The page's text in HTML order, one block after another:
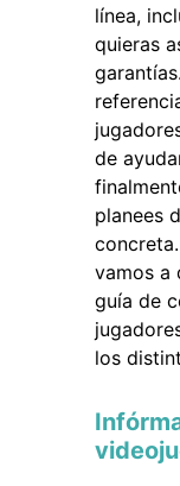
línea,
quieras
de
planees
vamos a
guía de
los